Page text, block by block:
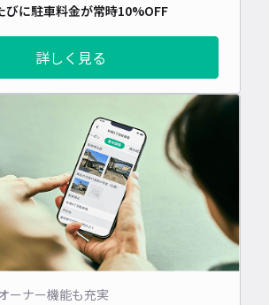
びに駐車料金が常時10%OFF
詳しく見る
ーナー機能も充実